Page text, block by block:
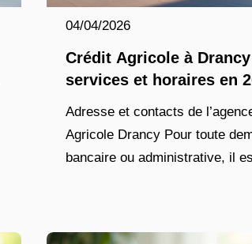
04/04/2026
Crédit Agricole à
services et horaires en
Adresse et contacts de
Agricole Drancy Pour toute
bancaire ou administrative, il